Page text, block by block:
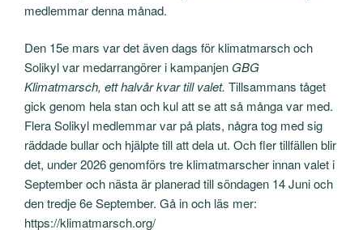
medlemmar denna månad.
Den 15e mars var det även dags för klimatmarsch och
Solikyl var medarrangörer i kampanjen GBG
Klimatmarsch, ett halvår kvar till valet. Tillsammans tåget
gick genom hela stan och kul att se att så många var med.
Flera Solikyl medlemmar var på plats, några tog med sig
räddade bullar och hjälpte till att dela ut. Och fler tillfällen blir
det, under 2026 genomförs tre klimatmarscher innan valet i
September och nästa är planerad till söndagen 14 Juni och
den tredje 6e September. Gå in och läs mer:
https://klimatmarsch.org/